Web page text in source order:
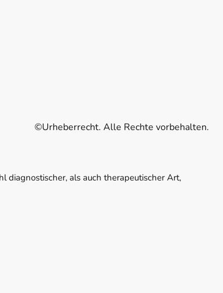
©Urheberrecht. Alle Rechte vorbehalten.
diagnostischer, als auch therapeutischer Art,